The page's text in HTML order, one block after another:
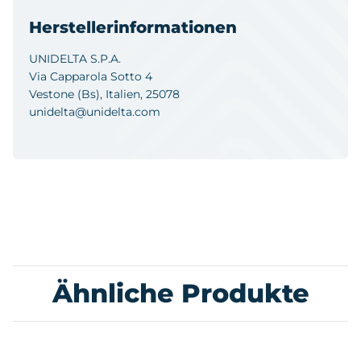
Herstellerinformationen
UNIDELTA S.P.A.
Via Capparola Sotto 4
Vestone (Bs), Italien, 25078
unidelta@unidelta.com
Ähnliche Produkte